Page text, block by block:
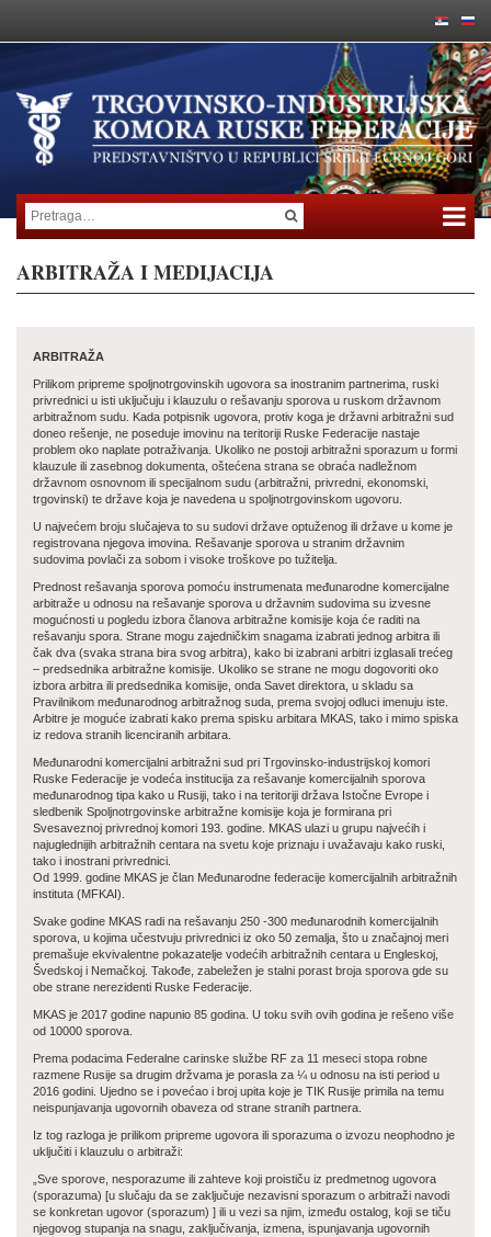
ARBITRAŽA I MEDIJACIJA
ARBITRAŽA
Prilikom pripreme spoljnotrgovinskih ugovora sa inostranim partnerima, ruski
privrednici u isti uključuju i klauzulu o rešavanju sporova u ruskom državnom
arbitražnom sudu. Kada potpisnik ugovora, protiv koga je državni arbitražni sud
doneo rešenje, ne poseduje imovinu na teritoriji Ruske Federacije nastaje
problem oko naplate potraživanja. Ukoliko ne postoji arbitražni sporazum u formi
klauzule ili zasebnog dokumenta, oštećena strana se obraća nadležnom
državnom osnovnom ili specijalnom sudu (arbitražni, privredni, ekonomski,
trgovinski) te države koja je navedena u spoljnotrgovinskom ugovoru.
U najvećem broju slučajeva to su sudovi države optuženog ili države u kome je
registrovana njegova imovina. Rešavanje sporova u stranim državnim
sudovima povlači za sobom i visoke troškove po tužitelja.
Prednost rešavanja sporova pomoću instrumenata međunarodne komercijalne
arbitraže u odnosu na rešavanje sporova u državnim sudovima su izvesne
mogućnosti u pogledu izbora članova arbitražne komisije koja će raditi na
rešavanju spora. Strane mogu zajedničkim snagama izabrati jednog arbitra ili
čak dva (svaka strana bira svog arbitra), kako bi izabrani arbitri izglasali trećeg
– predsednika arbitražne komisije. Ukoliko se strane ne mogu dogovoriti oko
izbora arbitra ili predsednika komisije, onda Savet direktora, u skladu sa
Pravilnikom međunarodnog arbitražnog suda, prema svojoj odluci imenuju iste.
Arbitre je moguće izabrati kako prema spisku arbitara MKAS, tako i mimo spiska
iz redova stranih licenciranih arbitara.
Međunarodni komercijalni arbitražni sud pri Trgovinsko-industrijskoj komori
Ruske Federacije je vodeća institucija za rešavanje komercijalnih sporova
međunarodnog tipa kako u Rusiji, tako i na teritoriji država Istočne Evrope i
sledbenik Spoljnotrgovinske arbitražne komisije koja je formirana pri
Svesaveznoj privrednoj komori 193. godine. MKAS ulazi u grupu najvećih i
najuglednijih arbitražnih centara na svetu koje priznaju i uvažavaju kako ruski,
tako i inostrani privrednici.
Od 1999. godine MKAS je član Međunarodne federacije komercijalnih arbitražnih
instituta (MFKAI).
Svake godine MKAS radi na rešavanju 250 -300 međunarodnih komercijalnih
sporova, u kojima učestvuju privrednici iz oko 50 zemalja, što u značajnoj meri
premašuje ekvivalentne pokazatelje vodećih arbitražnih centara u Engleskoj,
Švedskoj i Nemačkoj. Takođe, zabeležen je stalni porast broja sporova gde su
obe strane nerezidenti Ruske Federacije.
MKAS je 2017 godine napunio 85 godina. U toku svih ovih godina je rešeno više
od 10000 sporova.
Prema podacima Federalne carinske službe RF za 11 meseci stopa robne
razmene Rusije sa drugim držvama je porasla za ¼ u odnosu na isti period u
2016 godini. Ujedno se i povećao i broj upita koje je TIK Rusije primila na temu
neispunjavanja ugovornih obaveza od strane stranih partnera.
Iz tog razloga je prilikom pripreme ugovora ili sporazuma o izvozu neophodno je
uključiti i klauzulu o arbitraži:
„Sve sporove, nesporazume ili zahteve koji proističu iz predmetnog ugovora
(sporazuma) [u slučaju da se zaključuje nezavisni sporazum o arbitraži navodi
se konkretan ugovor (sporazum) ] ili u vezi sa njim, između ostalog, koji se tiču
njegovog stupanja na snagu, zaključivanja, izmena, ispunjavanja ugovornih